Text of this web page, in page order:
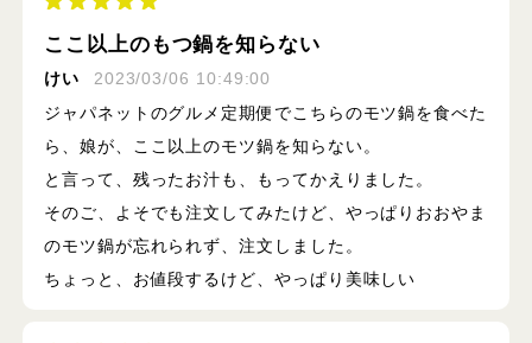
ここ以上のもつ鍋を知らない
けい
2023/03/06 10:49:00
ジャパネットのグルメ定期便でこちらのモツ鍋を食べた
ら、娘が、ここ以上のモツ鍋を知らない。
と言って、残ったお汁も、もってかえりました。
そのご、よそでも注文してみたけど、やっぱりおおやま
のモツ鍋が忘れられず、注文しました。
ちょっと、お値段するけど、やっぱり美味しい